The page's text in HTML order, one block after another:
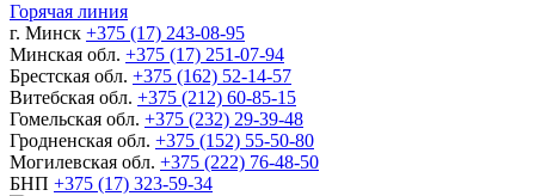
Горячая линия
г. Минск +375 (17) 243-08-95
Минская обл. +375 (17) 251-07-94
Брестская обл. +375 (162) 52-14-57
Витебская обл. +375 (212) 60-85-15
Гомельская обл. +375 (232) 29-39-48
Гродненская обл. +375 (152) 55-50-80
Могилевская обл. +375 (222) 76-48-50
БНП +375 (17) 323-59-34